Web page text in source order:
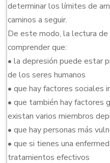
determinar los límites de
caminos a seguir.
De este modo, la lectura
comprender que:
• la depresión puede estar
de los seres humanos
• que hay factores sociales
• que también hay factores
existan varios miembros
• que hay personas más
• que si tienes una
tratamientos efectivos